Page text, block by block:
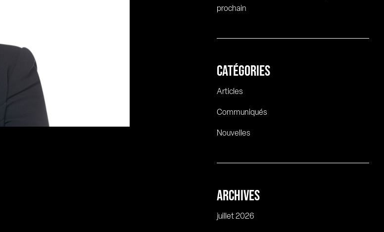
prochain
CATÉGORIES
Articles
Communiqués
Nouvelles
ARCHIVES
juillet 2026